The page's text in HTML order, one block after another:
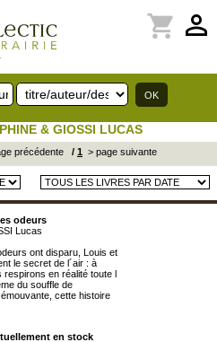
perm_identity
shopping_cart
& GIOSSI LUCAS
précédente / 1 > page suivante
odeurs
Lucas
ont disparu, Louis et
le secret de l´air : à
respirons en réalité toute l
du souffle de
cette histoire
en stock